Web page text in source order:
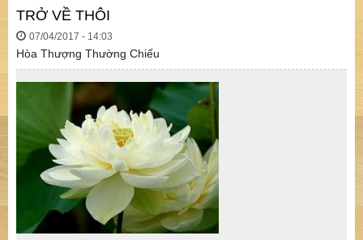
TRỞ VỀ THÔI
07/04/2017 - 14:03
Hòa Thượng Thường Chiếu